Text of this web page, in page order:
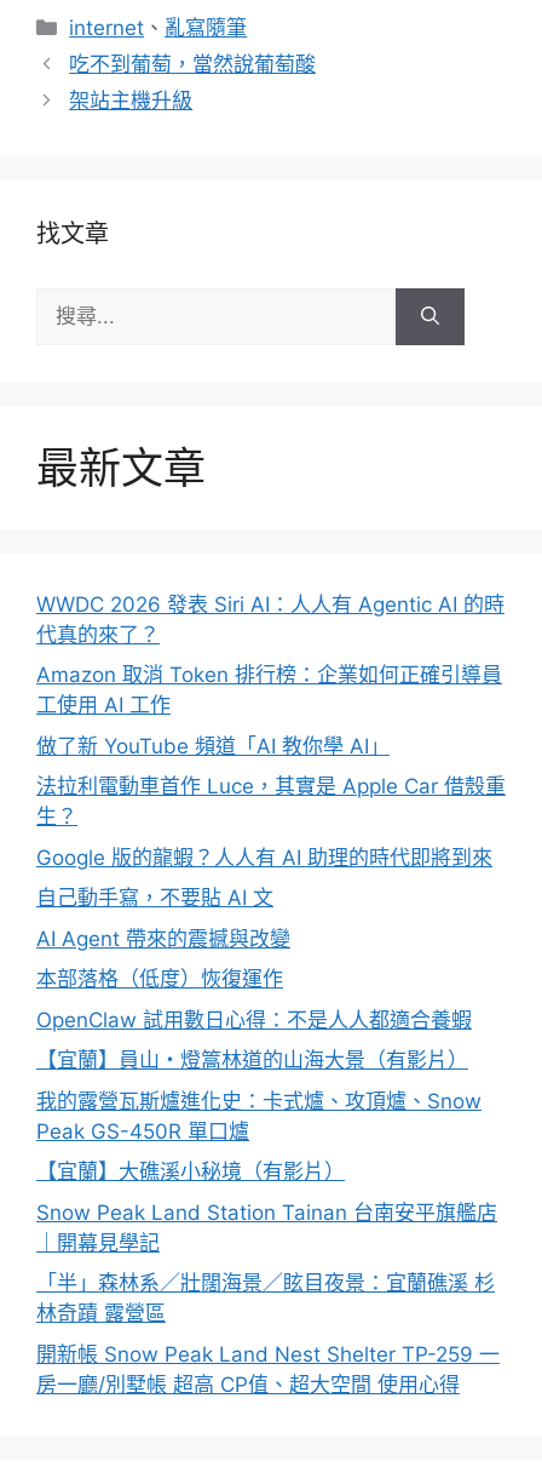
分
類
internet 、 亂寫隨筆
吃不到葡萄，當然說葡萄酸
架站主機升級
找文章
尋:
最新文章
WWDC 2026 發表 Siri AI：人人有 Agentic AI 的時
代真的來了？
Amazon 取消 Token 排行榜：企業如何正確引導員
工使用 AI 工作
做了新 YouTube 頻道「AI 教你學 AI」
法拉利電動車首作 Luce，其實是 Apple Car 借殼重
生？
Google 版的龍蝦？人人有 AI 助理的時代即將到來
自己動手寫，不要貼 AI 文
AI Agent 帶來的震撼與改變
本部落格（低度）恢復運作
OpenClaw 試用數日心得：不是人人都適合養蝦
【宜蘭】員山・燈篙林道的山海大景（有影片）
我的露營瓦斯爐進化史：卡式爐、攻頂爐、Snow
Peak GS-450R 單口爐
【宜蘭】大礁溪小秘境（有影片）
Snow Peak Land Station Tainan 台南安平旗艦店
｜開幕見學記
「半」森林系／壯闊海景／眩目夜景：宜蘭礁溪 杉
林奇蹟 露營區
開新帳 Snow Peak Land Nest Shelter TP-259 一
房一廳/別墅帳 超高 CP值、超大空間 使用心得